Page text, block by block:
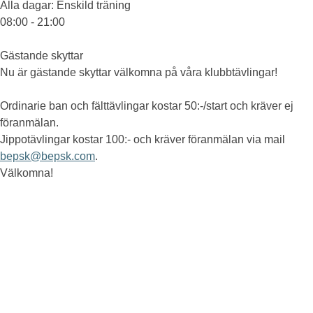
Alla dagar: Enskild träning
08:00 - 21:00
Gästande skyttar
Nu är gästande skyttar välkomna på våra klubbtävlingar!
Ordinarie ban och fälttävlingar kostar 50:-/start och kräver ej
föranmälan.
Jippotävlingar kostar 100:- och kräver föranmälan via mail
bepsk@bepsk.com.
Välkomna!